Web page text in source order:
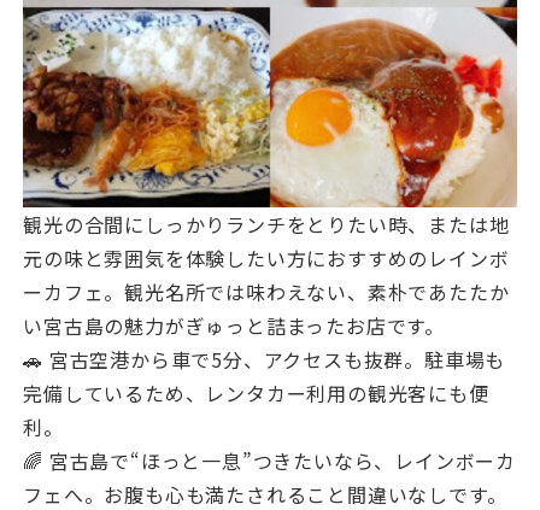
観光の合間にしっかりランチをとりたい時、または地
元の味と雰囲気を体験したい方におすすめのレインボ
ーカフェ。観光名所では味わえない、素朴であたたか
い宮古島の魅力がぎゅっと詰まったお店です。
🚗 宮古空港から車で5分、アクセスも抜群。駐車場も
完備しているため、レンタカー利用の観光客にも便
利。
🌈 宮古島で“ほっと一息”つきたいなら、レインボーカ
フェへ。お腹も心も満たされること間違いなしです。